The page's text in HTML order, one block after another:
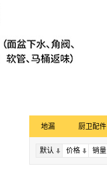
地漏 厨卫配件
默认 价格 销量